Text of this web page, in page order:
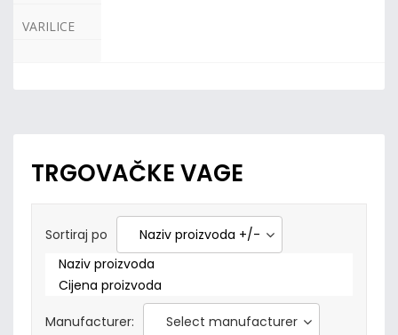
VARILICE
TRGOVAČKE VAGE
Sortiraj po
Naziv proizvoda +/-
Naziv proizvoda
Cijena proizvoda
Manufacturer:
Select manufacturer